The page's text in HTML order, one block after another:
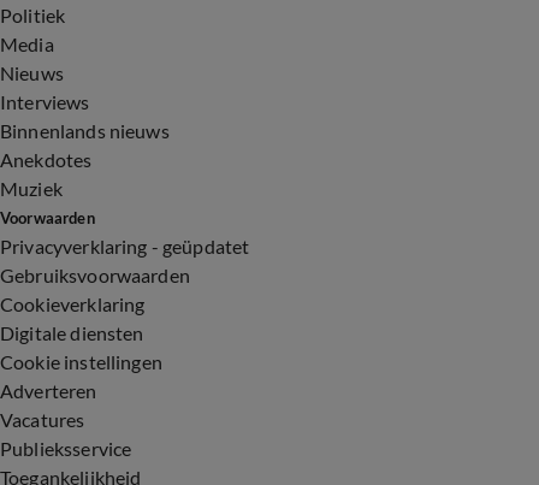
Politiek
Media
Nieuws
Interviews
Binnenlands nieuws
Anekdotes
Muziek
Voorwaarden
Privacyverklaring - geüpdatet
Gebruiksvoorwaarden
Cookieverklaring
Digitale diensten
Cookie instellingen
Adverteren
Vacatures
Publieksservice
Toegankelijkheid